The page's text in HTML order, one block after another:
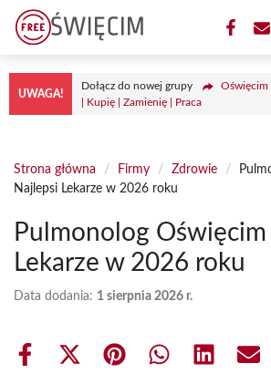
Przejdź
treści
UWAGA!
Dołącz do nowej grupy
Oświęcim
| Kupię | Zamienię | Praca
Strona główna / Firmy / Zdrowie /
Najlepsi Lekarze w 2026 roku
Pulmonolog
Lekarze w 2026 roku
Data dodania: 1 sierpnia 2026 r.
Share
Share Share Share Share